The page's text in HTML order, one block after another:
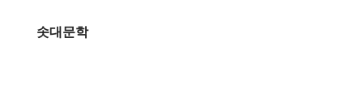
솟대문학